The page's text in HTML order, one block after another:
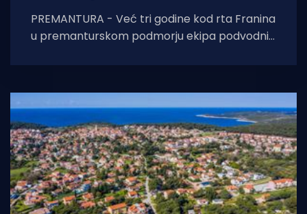
PREMANTURA - Već tri godine kod rta Franina
u premanturskom podmorju ekipa podvodnih
Međunarodnog centra